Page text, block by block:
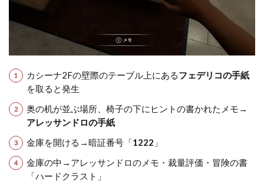
カシーナ2Fの壁際のテーブル上にあるフェデリコの手紙
を取ると発生
奥の机が並ぶ場所、椅子の下にヒントの書かれたメモ→
アレッサンドロの手紙
金庫を開ける→暗証番号「1222 」
金庫の中→アレッサンドロのメモ・裁量評価・冒険の書
「ハードクラスト」